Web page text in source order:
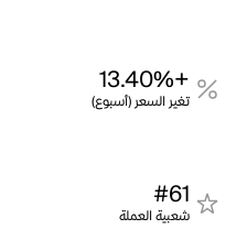
+13.40%
تغير السعر (أسبوع)
#61
شعبية العملة